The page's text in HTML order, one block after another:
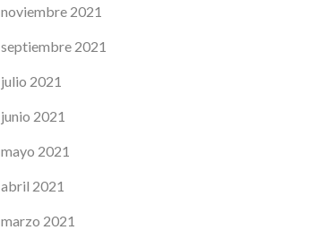
noviembre 2021
septiembre 2021
julio 2021
junio 2021
mayo 2021
abril 2021
marzo 2021